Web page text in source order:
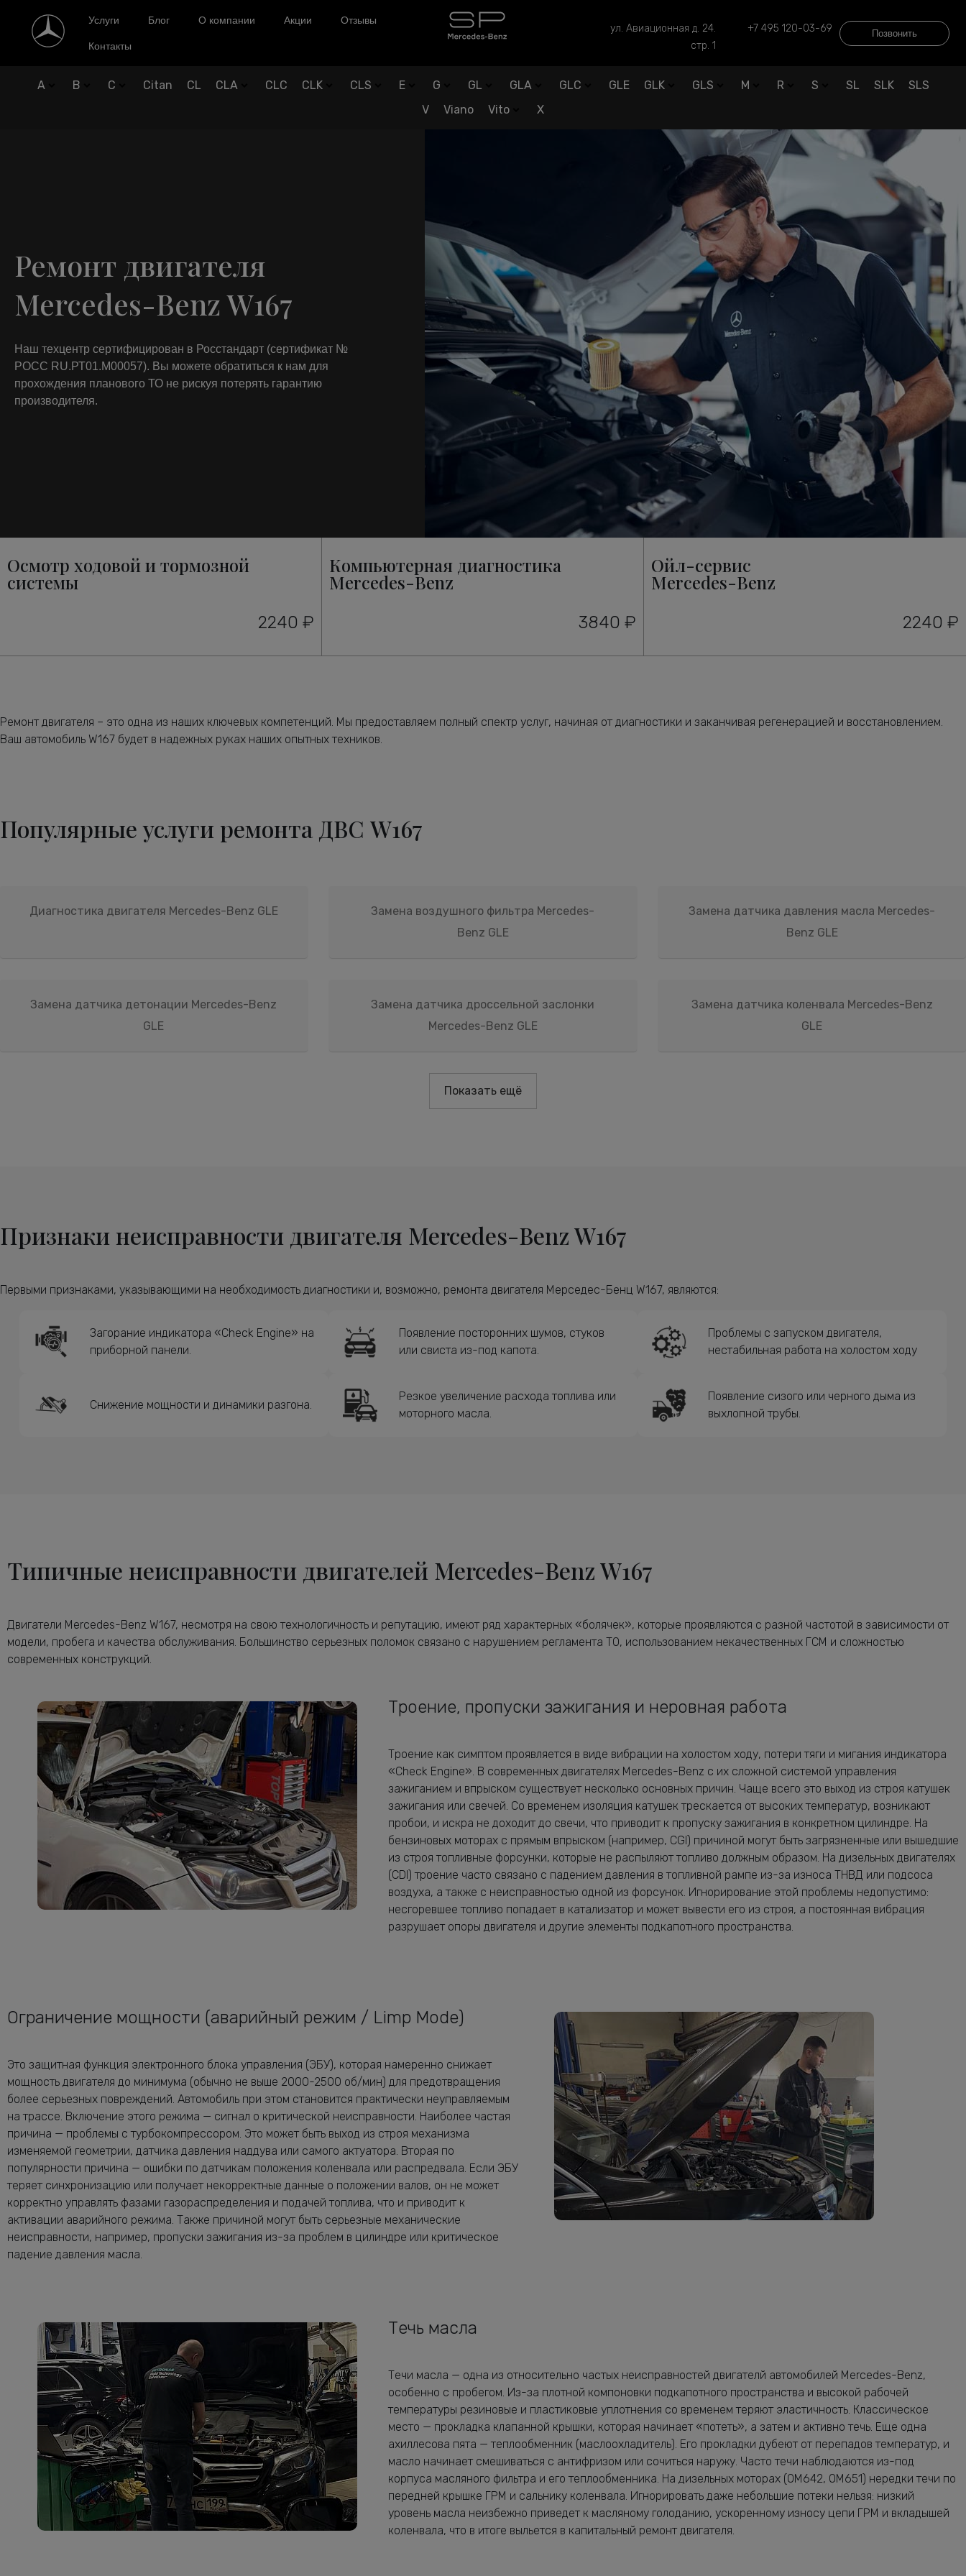
Услуги Блог О компании Акции Отзывы
Контакты
ул. Авиационная д. 24.
стр. 1
+7 495 120-03-69 Позвонить
A B C Citan CL CLA CLC CLK CLS E G GL GLA GLC GLE GLK GLS M R S SL SLK
SLS
V
Viano Vito X
Ремонт двигателя
Mercedes-Benz W167
Наш техцентр сертифицирован в Росстандарт (сертификат №
РОСС RU.РТ01.М00057). Вы можете обратиться к нам для
прохождения планового ТО не рискуя потерять гарантию
производителя.
Осмотр ходовой и тормозной
системы
2240 ₽
Компьютерная диагностика
Mercedes-Benz
3840 ₽
Ойл-сервис
Mercedes-Benz
2240 ₽
Ремонт двигателя – это одна из наших ключевых компетенций. Мы предоставляем полный спектр услуг, начиная от диагностики и заканчивая регенерацией и восстановлением.
Ваш автомобиль W167 будет в надежных руках наших опытных техников.
Популярные услуги ремонта ДВС W167
Диагностика двигателя Mercedes-Benz GLE
Замена воздушного фильтра Mercedes-
Benz GLE
Замена датчика давления масла Mercedes-
Benz GLE
Замена датчика детонации Mercedes-Benz
GLE
Замена датчика дроссельной заслонки
Mercedes-Benz GLE
Замена датчика коленвала Mercedes-Benz
GLE
Показать ещё
Признаки неисправности двигателя Mercedes-Benz W167
Первыми признаками, указывающими на необходимость диагностики и, возможно, ремонта двигателя Мерседес-Бенц W167, являются:
Загорание индикатора «Check Engine» на
приборной панели.
Появление посторонних шумов, стуков
или свиста из-под капота.
Проблемы с запуском двигателя,
нестабильная работа на холостом ходу
Снижение мощности и динамики разгона.
Резкое увеличение расхода топлива или
моторного масла.
Появление сизого или черного дыма из
выхлопной трубы.
Типичные неисправности двигателей Mercedes-Benz W167
Двигатели Mercedes-Benz W167, несмотря на свою технологичность и репутацию, имеют ряд характерных «болячек», которые проявляются с разной частотой в зависимости от
модели, пробега и качества обслуживания. Большинство серьезных поломок связано с нарушением регламента ТО, использованием некачественных ГСМ и сложностью
современных конструкций.
Троение, пропуски зажигания и неровная работа
Троение как симптом проявляется в виде вибрации на холостом ходу, потери тяги и мигания индикатора
«Check Engine». В современных двигателях Mercedes-Benz с их сложной системой управления
зажиганием и впрыском существует несколько основных причин. Чаще всего это выход из строя катушек
зажигания или свечей. Со временем изоляция катушек трескается от высоких температур, возникают
пробои, и искра не доходит до свечи, что приводит к пропуску зажигания в конкретном цилиндре. На
бензиновых моторах с прямым впрыском (например, CGI) причиной могут быть загрязненные или вышедшие
из строя топливные форсунки, которые не распыляют топливо должным образом. На дизельных двигателях
(CDI) троение часто связано с падением давления в топливной рампе из-за износа ТНВД или подсоса
воздуха, а также с неисправностью одной из форсунок. Игнорирование этой проблемы недопустимо:
несгоревшее топливо попадает в катализатор и может вывести его из строя, а постоянная вибрация
разрушает опоры двигателя и другие элементы подкапотного пространства.
Ограничение мощности (аварийный режим / Limp Mode)
Это защитная функция электронного блока управления (ЭБУ), которая намеренно снижает
мощность двигателя до минимума (обычно не выше 2000-2500 об/мин) для предотвращения
более серьезных повреждений. Автомобиль при этом становится практически неуправляемым
на трассе. Включение этого режима — сигнал о критической неисправности. Наиболее частая
причина — проблемы с турбокомпрессором. Это может быть выход из строя механизма
изменяемой геометрии, датчика давления наддува или самого актуатора. Вторая по
популярности причина — ошибки по датчикам положения коленвала или распредвала. Если ЭБУ
теряет синхронизацию или получает некорректные данные о положении валов, он не может
корректно управлять фазами газораспределения и подачей топлива, что и приводит к
активации аварийного режима. Также причиной могут быть серьезные механические
неисправности, например, пропуски зажигания из-за проблем в цилиндре или критическое
падение давления масла.
Течь масла
Течи масла — одна из относительно частых неисправностей двигателй автомобилей Mercedes-Benz,
особенно с пробегом. Из-за плотной компоновки подкапотного пространства и высокой рабочей
температуры резиновые и пластиковые уплотнения со временем теряют эластичность. Классическое
место — прокладка клапанной крышки, которая начинает «потеть», а затем и активно течь. Еще одна
ахиллесова пята — теплообменник (маслоохладитель). Его прокладки дубеют от перепадов температур, и
масло начинает смешиваться с антифризом или сочиться наружу. Часто течи наблюдаются из-под
корпуса масляного фильтра и его теплообменника. На дизельных моторах (OM642, OM651) нередки течи по
передней крышке ГРМ и сальнику коленвала. Игнорировать даже небольшие потеки нельзя: низкий
уровень масла неизбежно приведет к масляному голоданию, ускоренному износу цепи ГРМ и вкладышей
коленвала, что в итоге выльется в капитальный ремонт двигателя.